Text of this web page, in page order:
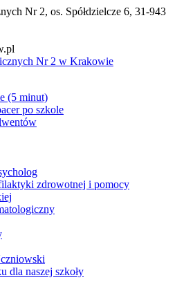
Nr 2, os. Spółdzielcze 6, 31-943
(5 minut)
po szkole
zdrowotnej i pomocy
dla naszej szkoły